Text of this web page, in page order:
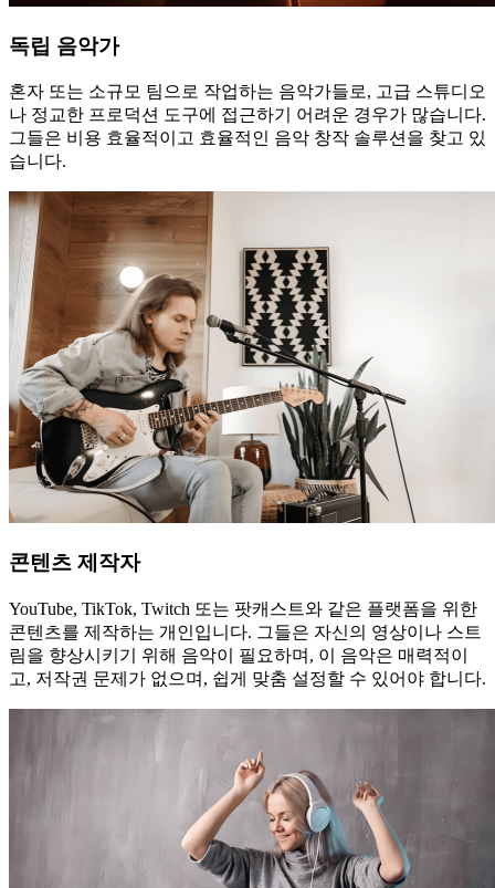
독립 음악가
혼자 또는 소규모 팀으로 작업하는 음악가들로, 고급 스튜디오
나 정교한 프로덕션 도구에 접근하기 어려운 경우가 많습니다.
그들은 비용 효율적이고 효율적인 음악 창작 솔루션을 찾고 있
습니다.
콘텐츠 제작자
YouTube, TikTok, Twitch 또는 팟캐스트와 같은 플랫폼을 위한
콘텐츠를 제작하는 개인입니다. 그들은 자신의 영상이나 스트
림을 향상시키기 위해 음악이 필요하며, 이 음악은 매력적이
고, 저작권 문제가 없으며, 쉽게 맞춤 설정할 수 있어야 합니다.